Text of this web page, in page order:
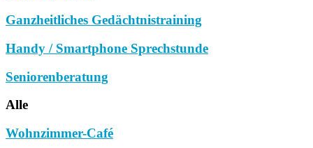
Ganzheitliches Gedächtnistraining
Handy / Smartphone Sprechstunde
Seniorenberatung
Alle
Wohnzimmer-Café